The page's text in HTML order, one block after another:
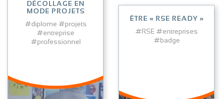
DÉCOLLAGE EN
MODE PROJETS
#diplome #projets
#entreprise
#professionnel
ÊTRE « RSE READY »
#RSE #entreprises
#badge